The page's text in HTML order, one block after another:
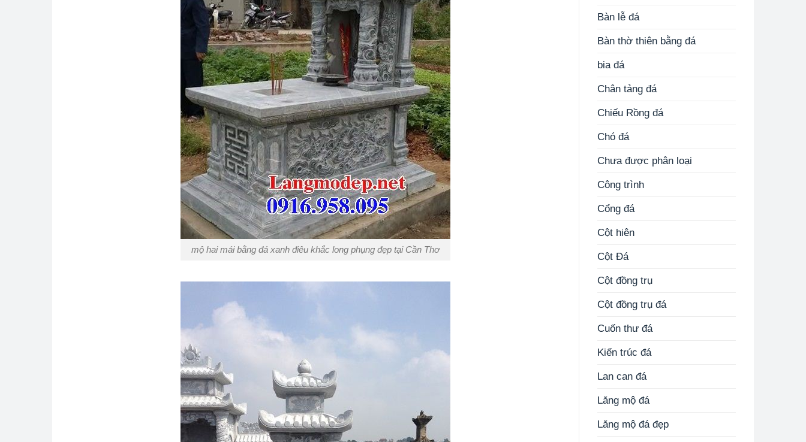
mộ hai mái bằng đá xanh điêu khắc long phụng đẹp tại Cần Thơ
Bàn lễ đá
Bàn thờ thiên bằng đá
bia đá
Chân tảng đá
Chiếu Rồng đá
Chó đá
Chưa được phân loại
Công trình
Cổng đá
Cột hiên
Cột Đá
Cột đồng trụ
Cột đồng trụ đá
Cuốn thư đá
Kiến trúc đá
Lan can đá
Lăng mộ đá
Lăng mộ đá đẹp